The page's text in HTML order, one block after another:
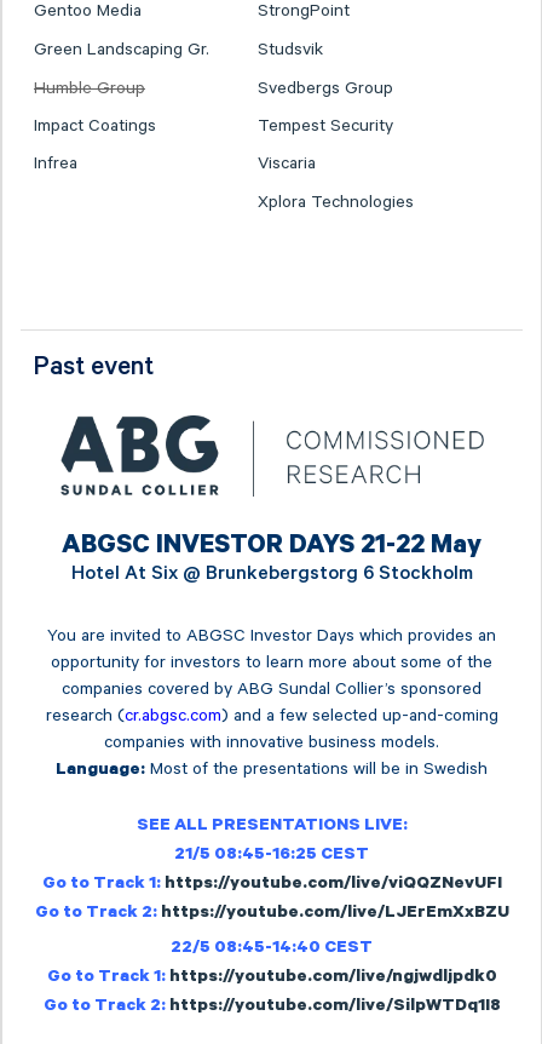
Gentoo Media
StrongPoint
Green Landscaping Gr.
Studsvik
Humble Group
Svedbergs Group
Impact Coatings
Tempest Security
Infrea
Viscaria
Xplora Technologies
Past event
ABGSC INVESTOR DAYS 21-22 May
Hotel At Six @ Brunkebergstorg 6 Stockholm
You are invited to ABGSC Investor Days which provides an
opportunity for investors to learn more about some of the
companies covered by ABG Sundal Collier’s sponsored
research (cr.abgsc.com) and a few selected up-and-coming
companies with innovative business models.
Language: Most of the presentations will be in Swedish
SEE ALL PRESENTATIONS LIVE:
21/5 08:45-16:25 CEST
Go to Track 1: https://youtube.com/live/viQQZNevUFI
Go to Track 2: https://youtube.com/live/LJErEmXxBZU
22/5 08:45-14:40 CEST
Go to Track 1: https://youtube.com/live/ngjwdljpdk0
Go to Track 2: https://youtube.com/live/SilpWTDq1I8